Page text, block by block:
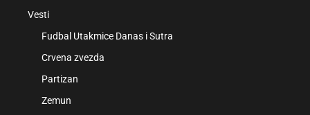
Vesti
Fudbal Utakmice Danas i Sutra
Crvena zvezda
Partizan
Zemun